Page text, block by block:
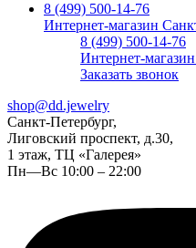
8 (499) 500-14-76
Интернет-магазин
8 (499) 500-14-76
Интернет-
Заказать звонок
shop@dd.jewelry
Санкт-Петербург,
Лиговский проспект, д.30,
1 этаж, ТЦ «Галерея»
Пн—Вс 10:00 – 22:00